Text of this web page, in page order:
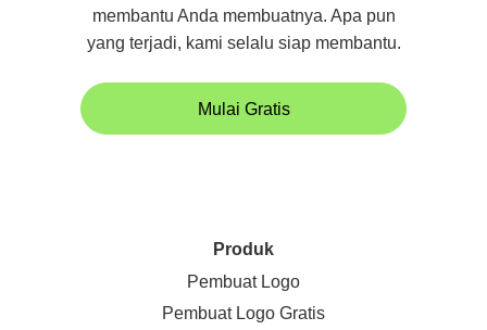
membantu Anda membuatnya. Apa pun
yang terjadi, kami selalu siap membantu.
Mulai Gratis
Produk
Pembuat Logo
Pembuat Logo Gratis